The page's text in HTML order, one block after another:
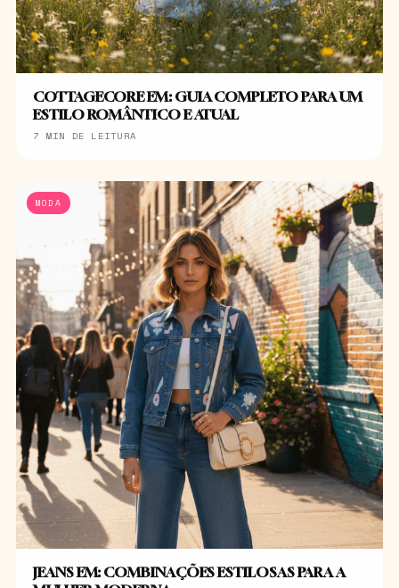
COTTAGECORE EM: GUIA COMPLETO PARA UM
ESTILO ROMÂNTICO E ATUAL
7 MIN DE LEITURA
MODA
JEANS EM: COMBINAÇÕES ESTILOSAS PARA A